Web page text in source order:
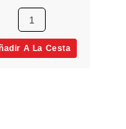
A La Cesta